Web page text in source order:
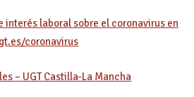
interés laboral sobre el coronavirus en
coronavirus
– UGT Castilla-La Mancha